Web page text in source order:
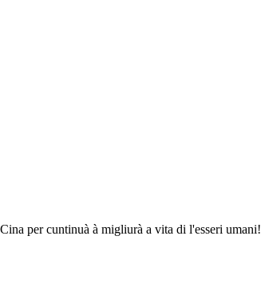
per cuntinuà à migliurà a vita di l'esseri umani!